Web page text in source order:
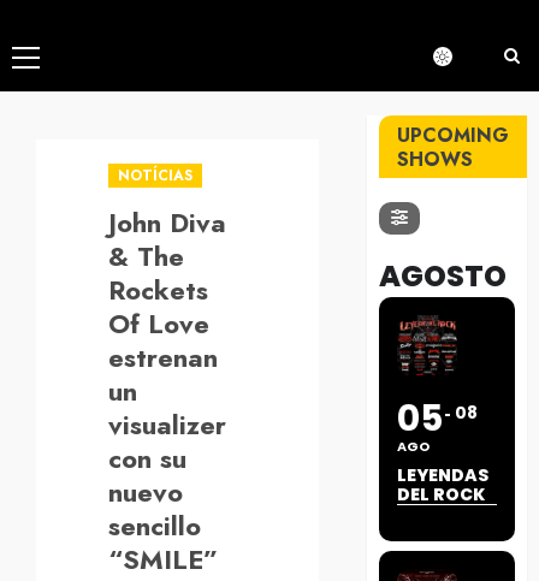
Menú
principal
NOTÍCIAS
John Diva
& The
Rockets
Of Love
estrenan
un
visualizer
con su
nuevo
sencillo
“SMILE”
UPCOMING
SHOWS
AGOSTO
05
AGO
08
LEYENDAS
DEL ROCK